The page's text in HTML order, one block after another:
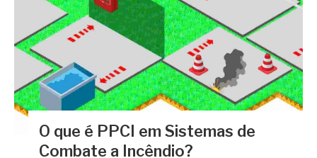
O que é PPCI em Sistemas de
Combate a Incêndio?